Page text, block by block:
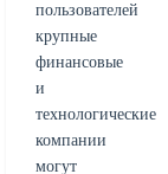
пользователей
крупные
финансовые
и
технологические
компании
могут